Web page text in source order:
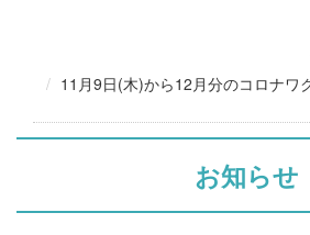
11月9日(木)から12月分のコロナワ
お知らせ